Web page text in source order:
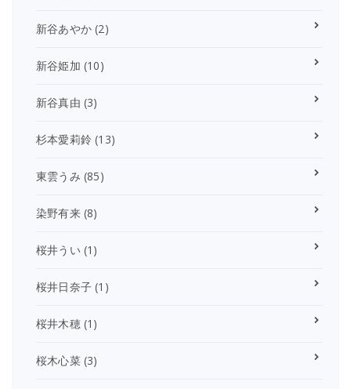
新谷あやか (2)
新谷姫加 (10)
新谷真由 (3)
杉本愛莉鈴 (13)
東雲うみ (85)
染野有来(8)
桜井うい (1)
桜井日奈子 (1)
桜井木穂(1)
桜木心菜(3)